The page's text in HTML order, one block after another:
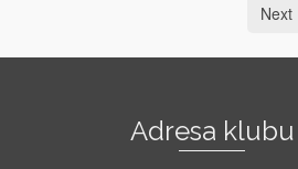
Next
Adresa klubu